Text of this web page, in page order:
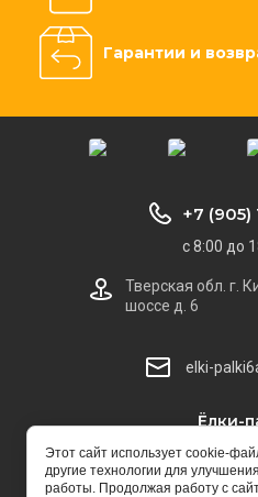
Гарантии и
Ёлки-
© 2022 -
+7 (905)
с 8:00 до
Тверская обл. г.
шоссе д. 6
elki-
Этот сайт использует cookie-
другие технологии для
работы. Продолжая работу с